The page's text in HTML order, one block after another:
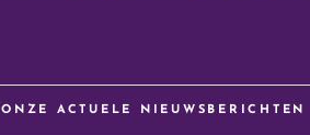
ONZE ACTUELE NIEUWSBERICHTEN